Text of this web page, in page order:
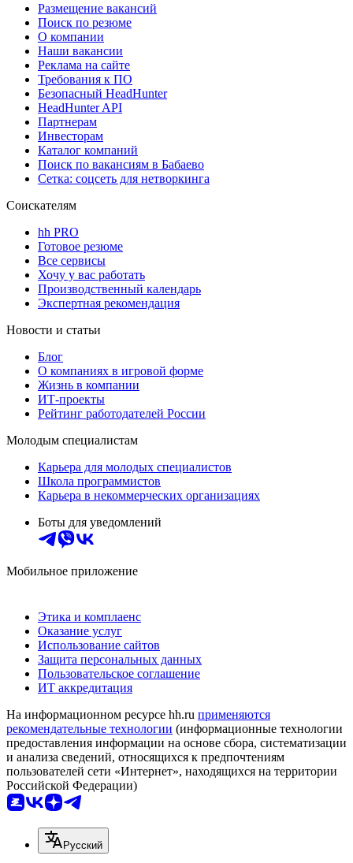
Размещение вакансий
Поиск по резюме
О компании
Наши вакансии
Реклама на сайте
Требования к ПО
Безопасный HeadHunter
HeadHunter API
Партнерам
Инвесторам
Каталог компаний
Поиск по вакансиям в Бабаево
Сетка: соцсеть для нетворкинга
Соискателям
hh PRO
Готовое резюме
Все сервисы
Хочу у вас работать
Производственный календарь
Экспертная рекомендация
Новости и статьи
Блог
О компаниях в игровой форме
Жизнь в компании
ИТ-проекты
Рейтинг работодателей России
Молодым специалистам
Карьера для молодых специалистов
Школа программистов
Карьера в некоммерческих организациях
Боты для уведомлений
Мобильное приложение
Этика и комплаенс
Оказание услуг
Использование сайтов
Защита персональных данных
Пользовательское соглашение
ИТ аккредитация
На информационном ресурсе hh.ru применяются
рекомендательные технологии (информационные технологии
предоставления информации на основе сбора, систематизации
и анализа сведений, относящихся к предпочтениям
пользователей сети «Интернет», находящихся на территории
Российской Федерации)
Русский